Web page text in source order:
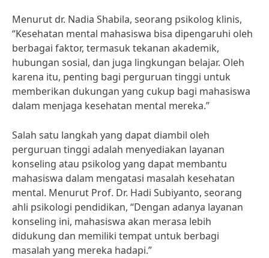
Menurut dr. Nadia Shabila, seorang psikolog klinis,
“Kesehatan mental mahasiswa bisa dipengaruhi oleh
berbagai faktor, termasuk tekanan akademik,
hubungan sosial, dan juga lingkungan belajar. Oleh
karena itu, penting bagi perguruan tinggi untuk
memberikan dukungan yang cukup bagi mahasiswa
dalam menjaga kesehatan mental mereka.”
Salah satu langkah yang dapat diambil oleh
perguruan tinggi adalah menyediakan layanan
konseling atau psikolog yang dapat membantu
mahasiswa dalam mengatasi masalah kesehatan
mental. Menurut Prof. Dr. Hadi Subiyanto, seorang
ahli psikologi pendidikan, “Dengan adanya layanan
konseling ini, mahasiswa akan merasa lebih
didukung dan memiliki tempat untuk berbagi
masalah yang mereka hadapi.”